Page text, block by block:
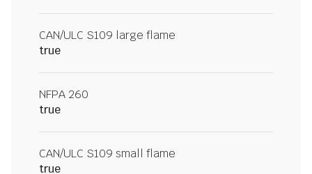
CAN/ULC S109 large flame
true
NFPA 260
true
CAN/ULC S109 small flame
true